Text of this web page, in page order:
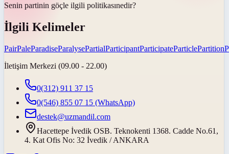
Senin partinin göçle ilgili politikasınedir?
İlgili Kelimeler
PairPaleParadiseParalysePartialParticipantParticipateParticlePartition
İletişim Merkezi (09.00 - 22.00)
0(312) 911 37 15
0(546) 855 07 15 (WhatsApp)
destek@uzmandil.com
Hacettepe İvedik OSB. Teknokenti 1368. Cadde No.61,
4. Kat Ofis No: 32 İvedik / ANKARA